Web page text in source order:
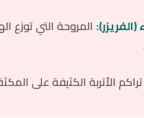
المروحة التي توزع
تراكم الأتربة الكثيفة على